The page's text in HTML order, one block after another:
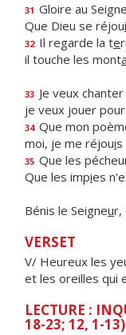
31 Gloire au Seigne
Que Dieu se réjoui
32 Il regarde la te
il touche les monta
33 Je veux
je veux jouer
34 Que mon
moi, je me réjouis
35 Que les
Que les impies
Bénis le Seigneur,
VERSET
V/ Heureux les
et les oreilles qui
LECTURE :
18-23; 12, 1-13)